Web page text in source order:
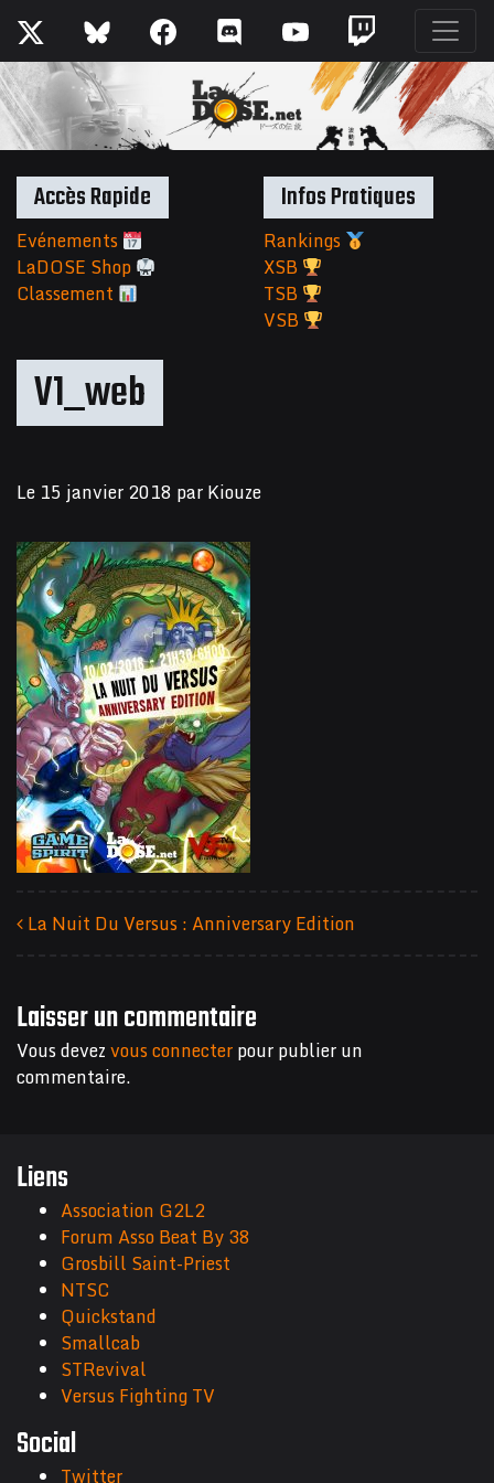
V1_web
Le 15 janvier 2018 parKiouze
La Nuit Du Versus : Anniversary Edition
Laisser un commentaire
Vous devezvous connecterpour publier un
commentaire.
Accès Rapide
Evénements
LaDOSE Shop
Classement
Infos Pratiques
Rankings
XSB
TSB
VSB
Liens
Association G2L2
Forum Asso Beat By 38
Grosbill Saint-Priest
NTSC
Quickstand
Smallcab
STRevival
Versus Fighting TV
Social
Twitter